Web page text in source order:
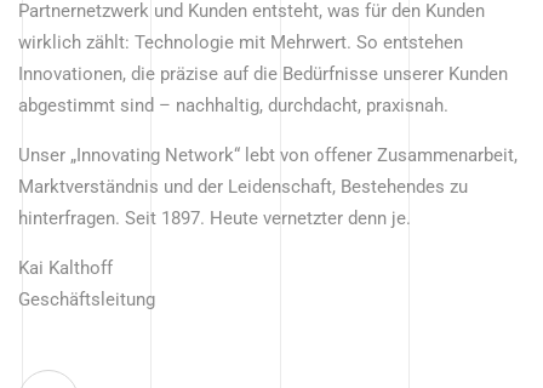
Partnernetzwerk und Kunden entsteht, was für den Kunden
wirklich zählt: Technologie mit Mehrwert. So entstehen
Innovationen, die präzise auf die Bedürfnisse unserer Kunden
abgestimmt sind – nachhaltig, durchdacht, praxisnah.
Unser „Innovating Network“ lebt von offener Zusammenarbeit,
Marktverständnis und der Leidenschaft, Bestehendes zu
hinterfragen. Seit 1897. Heute vernetzter denn je.
Kai Kalthoff
Geschäftsleitung